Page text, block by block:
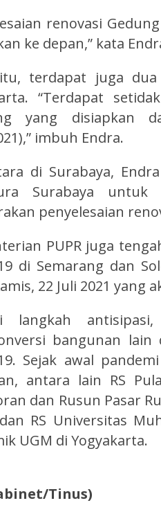
renovasi
ke depan,” kata
terdapat juga
“Terdapat
yang disiapkan
imbuh Endra.
di Surabaya,
Surabaya untuk
penyelesaian
PUPR juga
19 di Semarang dan
22 Juli 2021 yang
langkah
bangunan lain
19. Sejak awal
antara lain RS
dan Rusun Pasar
RS Universitas
UGM di Yogyakarta.
Tinus)